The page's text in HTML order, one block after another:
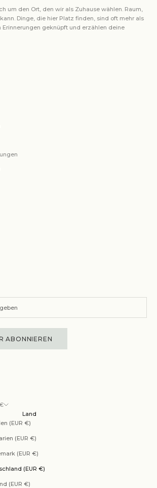
um den Ort, den wir als Zuhause wählen. Raum,
Dinge, die hier Platz finden, sind oft mehr als
Erinnerungen geknüpft und erzählen deine
ABONNIEREN
Land
(EUR €)
(EUR €)
(EUR €)
(EUR €)
(EUR €)